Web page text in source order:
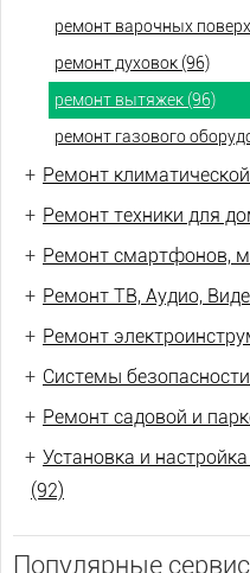
ремонт варочных
ремонт духовок (96)
ремонт вытяжек (96)
ремонт газового
+ Ремонт
+ Ремонт техники для
+ Ремонт смартфонов,
+ Ремонт ТВ, Аудио,
+ Ремонт
+ Системы
+ Ремонт садовой и
+ Установка и
(92)
Популярные